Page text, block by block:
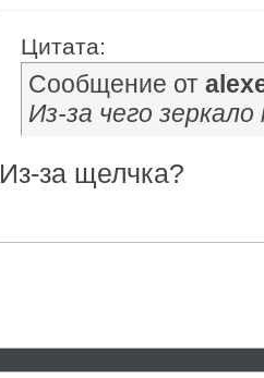
Цитата:
Сообщение от
Из-за чего
Из-за щелчка?